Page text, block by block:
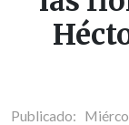
Publicado: